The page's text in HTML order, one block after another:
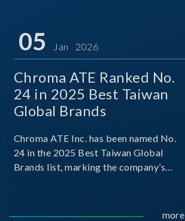
05 Jan 2026
Chroma ATE Ranked No.
24 in 2025 Best Taiwan
Global Brands
Chroma ATE Inc. has been named No.
24 in the 2025 Best Taiwan Global
Brands list, marking the company’s
more